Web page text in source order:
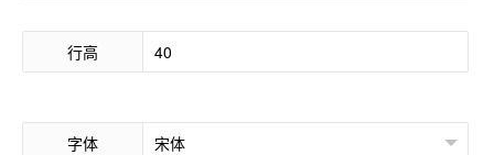
行高
字体